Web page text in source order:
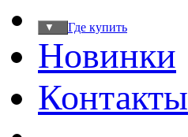
Где купить
▼
Новинки
Контакты